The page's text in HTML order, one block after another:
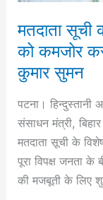
मतदाता सूची
को कमजोर
कुमार सुमन
पटना। हिन्दुस्तानी
संसाधन मंत्री,
मतदाता सूची के
पूरा विपक्ष जनता
की मजबूती के लिए
पूरा
विपक्ष
:
संतोष
कुमार
सुमन